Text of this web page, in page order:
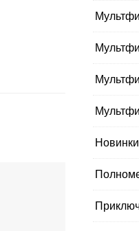
Новинки